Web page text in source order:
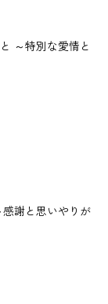
～特別な愛情と
謝と思いやりが